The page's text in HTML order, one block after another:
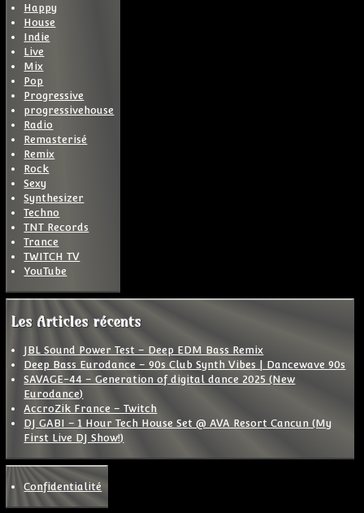
Happy
House
Indie
Live
Mix
Pop
Progressive
progressivehouse
Radio
Remasterisé
Remix
Rock
Sexy
Synthesizer
Techno
TNT Records
Trance
TWITCH TV
YouTube
Les Articles récents
JBL Sound Power Test – Deep EDM Bass Remix
Deep Bass Eurodance – 90s Club Synth Vibes | Dancewave 90s
SAVAGE-44 – Generation of digital dance 2025 (New
Eurodance)
AccroZik France – Twitch
DJ GABI – 1 Hour Tech House Set @ AVA Resort Cancun (My
First Live DJ Show!)
Confidentialité